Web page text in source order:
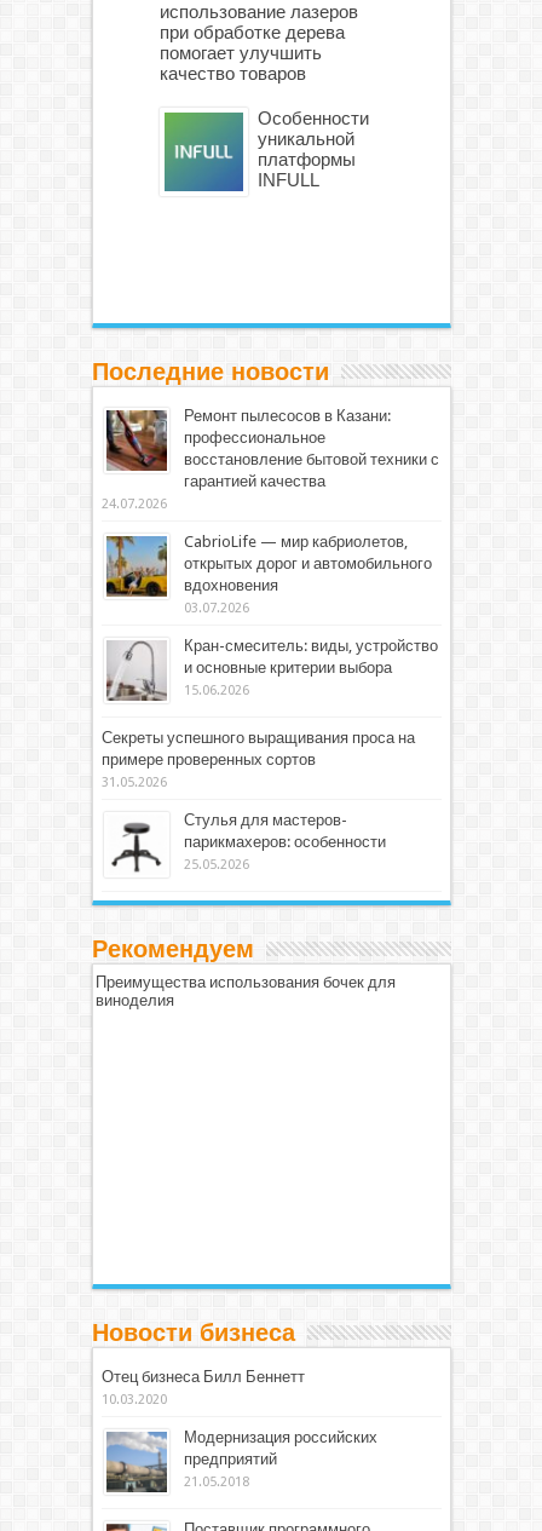
использование лазеров
при обработке дерева
помогает улучшить
качество товаров
Особенности
уникальной
платформы
INFULL
Последние новости
Ремонт пылесосов в Казани:
профессиональное
восстановление бытовой техники с
гарантией качества
24.07.2026
CabrioLife — мир кабриолетов,
открытых дорог и автомобильного
вдохновения
03.07.2026
Кран-смеситель: виды, устройство
и основные критерии выбора
15.06.2026
Секреты успешного выращивания проса на
примере проверенных сортов
31.05.2026
Стулья для мастеров-
парикмахеров: особенности
25.05.2026
Рекомендуем
Преимущества использования бочек для
виноделия
Новости бизнеса
Отец бизнеса Билл Беннетт
10.03.2020
Модернизация российских
предприятий
21.05.2018